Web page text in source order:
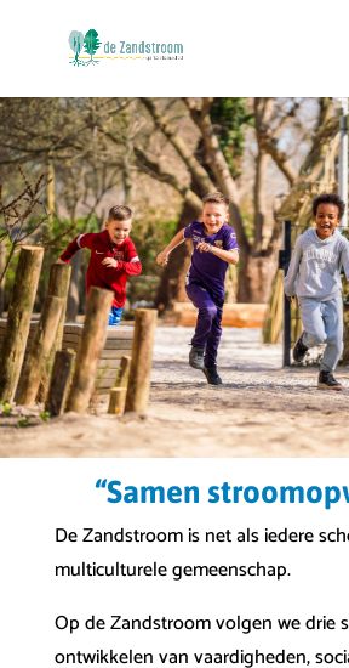
“Samen
De Zandstroom is net als iedere
multiculturele gemeenschap.
Op de Zandstroom volgen we drie
ontwikkelen van vaardigheden,